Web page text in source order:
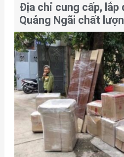
Địa chỉ cung cấp, lắp
Quảng Ngãi chất